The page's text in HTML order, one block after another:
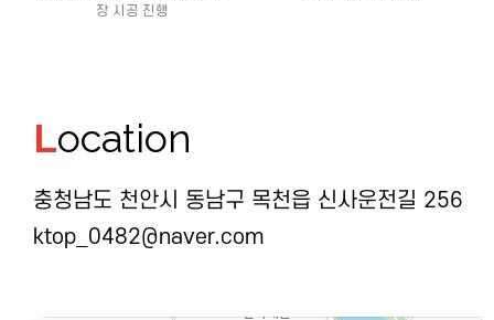
장 시공 진행
Location
충청남도 천안시 동남구 목천읍 신사운전길 256
ktop_0482@naver.com